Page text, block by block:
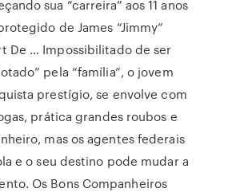
sua “carreira” aos 11 anos
de James “Jimmy”
De … Impossibilitado de ser
pela “família”, o jovem
prestígio, se envolve com
prática grandes roubos e
mas os agentes federais
e o seu destino pode mudar a
Os Bons Companheiros